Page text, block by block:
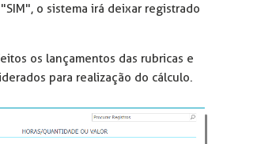
o sistema irá deixar registrado
os lançamentos das rubricas e
para realização do cálculo.